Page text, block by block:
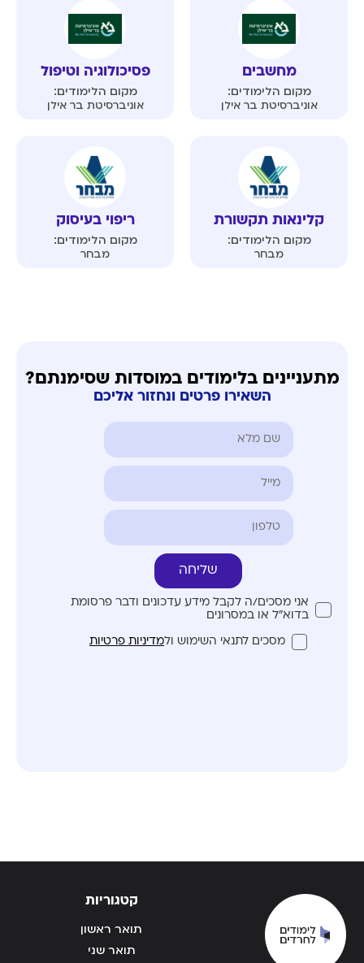
מחשבים
מקום הלימודים:
אוניברסיטת בר אילן
פסיכולוגיה וטיפול
מקום הלימודים:
אוניברסיטת בר אילן
קלינאות תקשורת
מקום הלימודים:
מבחר
ריפוי בעיסוק
מקום הלימודים:
מבחר
מתעניינים בלימודים במוסדות שסימנתם?
השאירו פרטים ונחזור אליכם
שליחה
אני מסכים/ה לקבל מידע עדכונים ודבר פרסומת
בדוא"ל או במסרונים
מסכים לתנאי השימוש ולמדיניות פרטיות
קטגוריות
תואר ראשון
תואר שני